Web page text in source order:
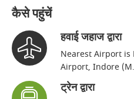
कैसे पहुंचें
हवाई जहाज द्वारा
Nearest Airport is
Airport, Indore
ट्रेन द्वारा